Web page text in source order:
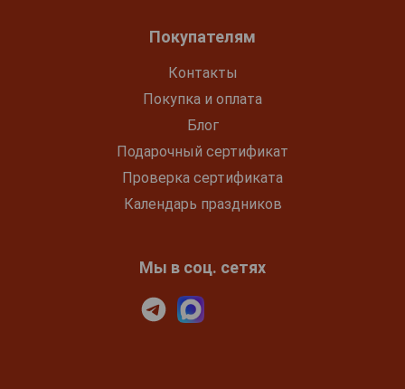
Покупателям
Контакты
Покупка и оплата
Блог
Подарочный сертификат
Проверка сертификата
Календарь праздников
Мы в соц. сетях